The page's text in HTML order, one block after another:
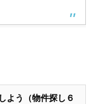
よう（物件探し６